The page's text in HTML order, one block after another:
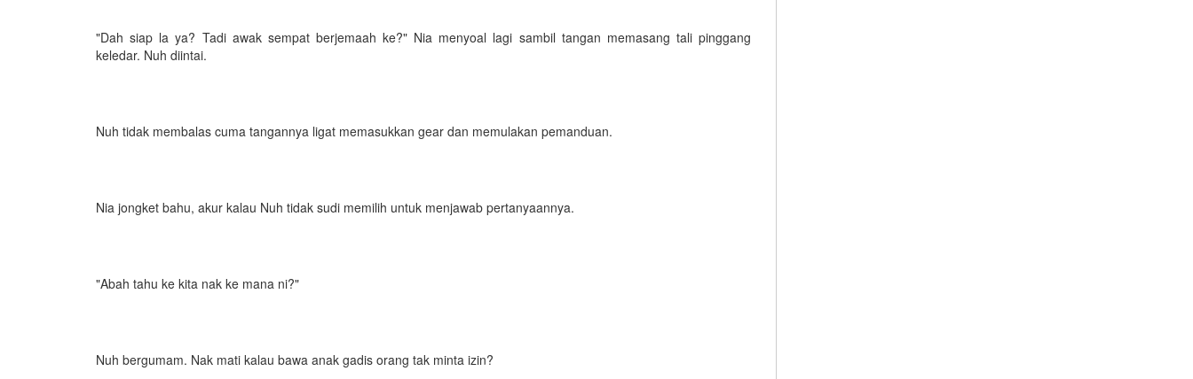
"Dah siap la ya? Tadi awak sempat berjemaah ke?" Nia menyoal lagi sambil tangan memasang tali pinggang
keledar. Nuh diintai.
Nuh tidak membalas cuma tangannya ligat memasukkan gear dan memulakan pemanduan.
Nia jongket bahu, akur kalau Nuh tidak sudi memilih untuk menjawab pertanyaannya.
"Abah tahu ke kita nak ke mana ni?"
Nuh bergumam. Nak mati kalau bawa anak gadis orang tak minta izin?